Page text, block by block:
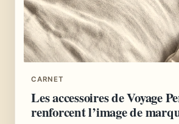
CARNET
Les accessoires de Voyage
renforcent l’image de